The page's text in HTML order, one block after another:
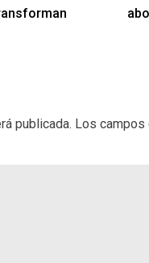
publicada. Los campos